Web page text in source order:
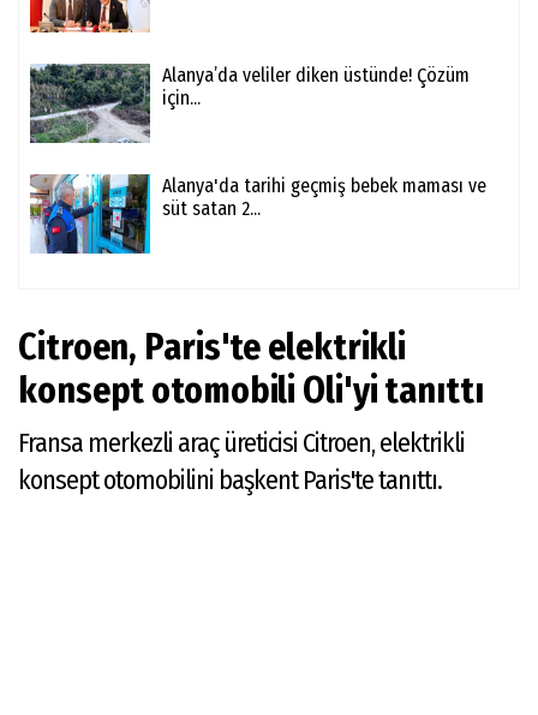
Alanya’da veliler diken üstünde! Çözüm
için...
Alanya'da tarihi geçmiş bebek maması ve
süt satan 2...
Citroen, Paris'te elektrikli
konsept otomobili Oli'yi tanıttı
Fransa merkezli araç üreticisi Citroen, elektrikli
konsept otomobilini başkent Paris'te tanıttı.